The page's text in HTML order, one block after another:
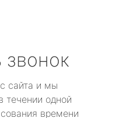
звонок
сайта и мы
течении одной
времени